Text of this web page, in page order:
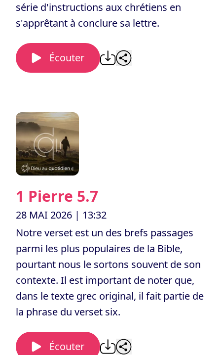
série d'instructions aux chrétiens en
Écouter
1 Pierre 5.7
28 MAI 2026 | 13:32
Notre verset est un des brefs passages
parmi les plus populaires de la Bible,
pourtant nous le sortons souvent de son
contexte. Il est important de noter que,
dans le texte grec original, il fait partie de
la phrase du verset six.
Écouter